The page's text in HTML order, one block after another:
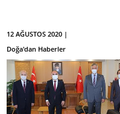
12 AĞUSTOS 2020 |
Doğa'dan Haberler